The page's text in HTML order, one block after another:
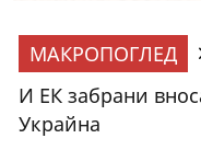
МАКРОПОГЛЕД
И ЕК забрани
Украйна